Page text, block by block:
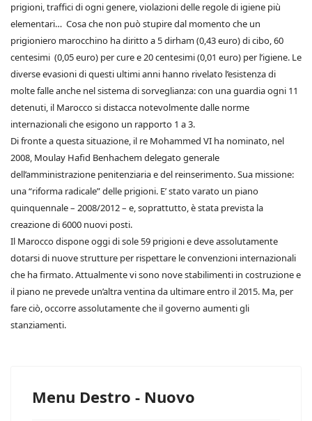
prigioni, traffici di ogni genere, violazioni delle regole di igiene più
elementari… Cosa che non può stupire dal momento che un
prigioniero marocchino ha diritto a 5 dirham (0,43 euro) di cibo, 60
centesimi (0,05 euro) per cure e 20 centesimi (0,01 euro) per l’igiene. Le
diverse evasioni di questi ultimi anni hanno rivelato l’esistenza di
molte falle anche nel sistema di sorveglianza: con una guardia ogni 11
detenuti, il Marocco si distacca notevolmente dalle norme
internazionali che esigono un rapporto 1 a 3.
Di fronte a questa situazione, il re Mohammed VI ha nominato, nel
2008, Moulay Hafid Benhachem delegato generale
dell’amministrazione penitenziaria e del reinserimento. Sua missione:
una “riforma radicale” delle prigioni. E’ stato varato un piano
quinquennale – 2008/2012 – e, soprattutto, è stata prevista la
creazione di 6000 nuovi posti.
Il Marocco dispone oggi di sole 59 prigioni e deve assolutamente
dotarsi di nuove strutture per rispettare le convenzioni internazionali
che ha firmato. Attualmente vi sono nove stabilimenti in costruzione e
il piano ne prevede un’altra ventina da ultimare entro il 2015. Ma, per
fare ciò, occorre assolutamente che il governo aumenti gli
stanziamenti.
Menu Destro - Nuovo